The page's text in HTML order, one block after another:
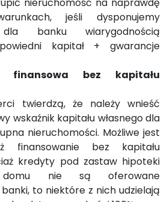
jeśli dysponujemy
banku wiarygodnością
kapitał + gwarancje
finansowa bez kapitału
twierdzą, że należy wnieść
wskaźnik kapitału własnego dla
nieruchomości. Możliwe jest
finansowanie bez kapitału
kredyty pod zastaw hipoteki
domu nie są oferowane
to niektóre z nich udzielają